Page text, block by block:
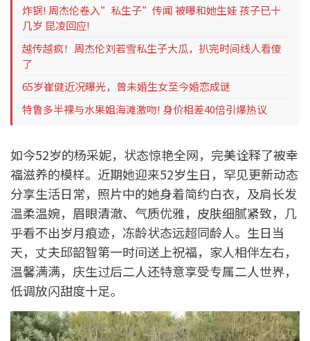
炸锅! 周杰伦卷入”私生子”传闻 被曝和她生娃 孩子已十
几岁 昆凌回应!
越传越疯！周杰伦刘若雪私生子大瓜，扒完时间线人看傻
了
65岁崔健近况曝光，曾未婚生女至今婚恋成谜
特鲁多半裸与水果姐海滩激吻! 身价相差40倍引爆热议
如今52岁的杨采妮，状态惊艳全网，完美诠释了被幸
福滋养的模样。近期她迎来52岁生日，罕见更新动态
分享生活日常，照片中的她身着简约白衣，及肩长发
温柔温婉，眉眼清澈、气质优雅，皮肤细腻紧致，几
乎看不出岁月痕迹，冻龄状态远超同龄人。生日当
天，丈夫邱韶智第一时间送上祝福，家人相伴左右，
温馨满满，庆生过后二人还特意享受专属二人世界，
低调放闪甜度十足。